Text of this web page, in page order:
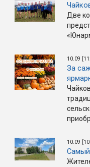
Две
10.09
За
10.09